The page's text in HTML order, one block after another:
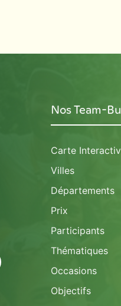
Nos Team-
Carte
Villes
Départements
Prix
Participants
Thématiques
Occasions
Objectifs